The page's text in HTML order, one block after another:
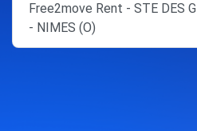
Free2move Rent - STE DES
- NIMES (O)